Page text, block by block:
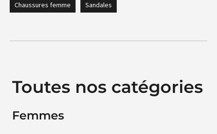
Chaussures femme Sandales
Toutes nos catégories
Femmes